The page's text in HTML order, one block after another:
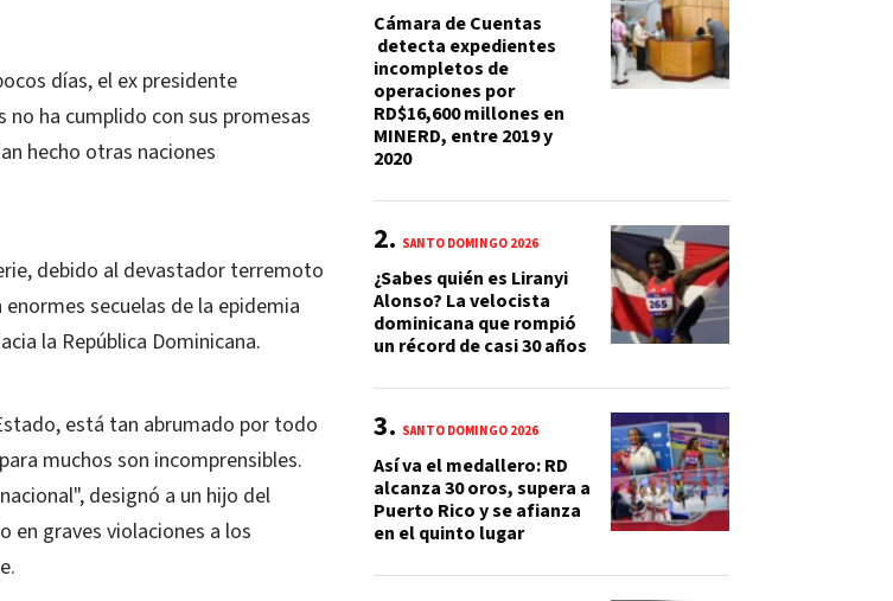
días, el ex presidente
ha cumplido con sus promesas
hecho otras naciones
debido al devastador terremoto
secuelas de la epidemia
la República Dominicana.
está tan abrumado por todo
muchos son incomprensibles.
designó a un hijo del
en graves violaciones a los
Cámara de Cuentas
detecta expedientes
incompletos de
operaciones por
RD$16,600 millones en
MINERD, entre 2019 y
2020
SANTO DOMINGO 2026
¿Sabes quién es Liranyi
Alonso? La velocista
dominicana que rompió
un récord de casi 30 años
SANTO DOMINGO 2026
Así va el medallero: RD
alcanza 30 oros, supera a
Puerto Rico y se afianza
en el quinto lugar